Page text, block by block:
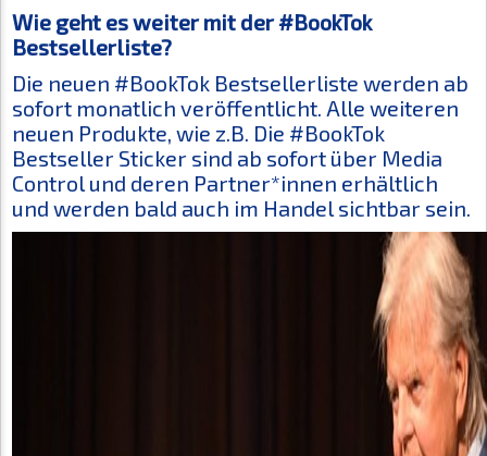
Wie geht es weiter mit der #BookTok
Bestsellerliste?
Die neuen #BookTok Bestsellerliste werden ab
sofort monatlich veröffentlicht. Alle weiteren
neuen Produkte, wie z.B. Die #BookTok
Bestseller Sticker sind ab sofort über Media
Control und deren Partner*innen erhältlich
und werden bald auch im Handel sichtbar sein.